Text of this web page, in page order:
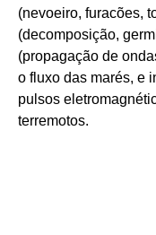
(nevoeiro, furacões,
(decomposição,
(propagação de
o fluxo das marés, e
pulsos
terremotos.